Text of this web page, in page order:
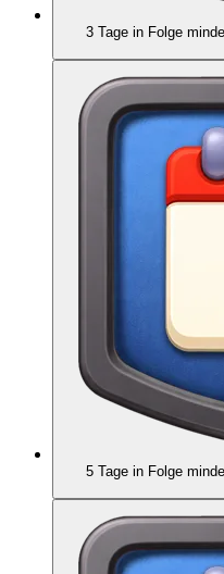
3 Tage in Folge
5 Tage in Folge